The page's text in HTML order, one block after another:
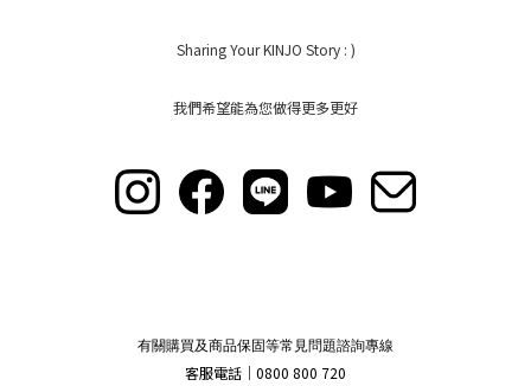
Sharing Your KINJO Story : )
我們希望能為您做得更多更好
有關購買及商品保固等常見問題諮詢專線
客服電話｜0800 800 720